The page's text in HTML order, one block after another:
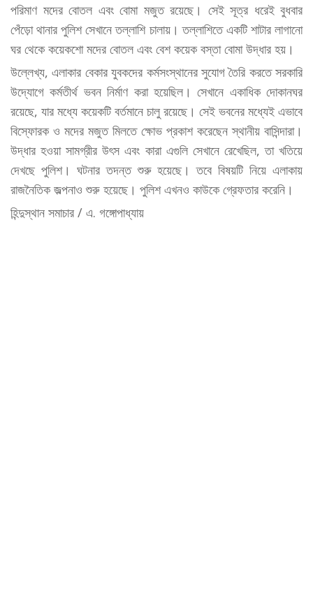
পরিমাণ মদের বোতল এবং বোমা মজুত রয়েছে। সেই সূত্র ধরেই বুধবার
পেঁড়ো থানার পুলিশ সেখানে তল্লাশি চালায়। তল্লাশিতে একটি শাটার লাগানো
ঘর থেকে কয়েকশো মদের বোতল এবং বেশ কয়েক বস্তা বোমা উদ্ধার হয়।
উল্লেখ্য, এলাকার বেকার যুবকদের কর্মসংস্থানের সুযোগ তৈরি করতে সরকারি
উদ্যোগে কর্মতীর্থ ভবন নির্মাণ করা হয়েছিল। সেখানে একাধিক দোকানঘর
রয়েছে, যার মধ্যে কয়েকটি বর্তমানে চালু রয়েছে। সেই ভবনের মধ্যেই এভাবে
বিস্ফোরক ও মদের মজুত মিলতে ক্ষোভ প্রকাশ করেছেন স্থানীয় বাসিন্দারা।
উদ্ধার হওয়া সামগ্রীর উৎস এবং কারা এগুলি সেখানে রেখেছিল, তা খতিয়ে
দেখছে পুলিশ। ঘটনার তদন্ত শুরু হয়েছে। তবে বিষয়টি নিয়ে এলাকায়
রাজনৈতিক জল্পনাও শুরু হয়েছে। পুলিশ এখনও কাউকে গ্রেফতার করেনি।
হিন্দুস্থান সমাচার / এ. গঙ্গোপাধ্যায়